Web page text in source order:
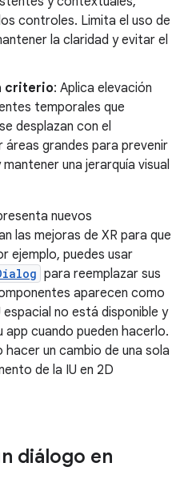
controles. Limita el uso de
la claridad y evitar el
criterio: Aplica elevación
temporales que
desplazan con el
grandes para prevenir
una jerarquía visual
nuevos
las mejoras de XR para que
ejemplo, puedes usar
para reemplazar sus
aparecen como
no está disponible y
app cuando pueden hacerlo.
un cambio de una sola
de la IU en 2D
diálogo en